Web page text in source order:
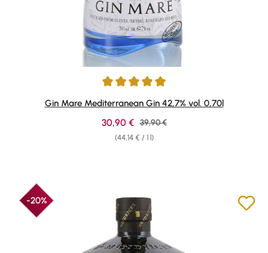
Average rating of 4.91 out of 5 stars
Gin Mare Mediterranean Gin 42,7% vol. 0,70l
(44,14 € / 1 l)
Sale price:
30,90 € Regular price:
39,90 €
-20%